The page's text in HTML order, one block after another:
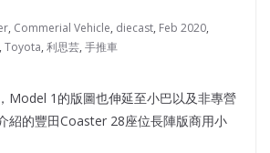
, Commerial Vehicle, diecast, Feb 2020,
, Toyota, 利思芸, 手推車
Model 1的版圖也伸延至小巴以及非專營
紹的豐田Coaster 28座位長陣版商用小